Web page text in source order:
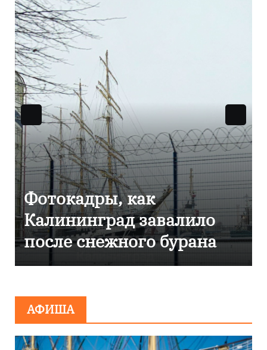
бурана
Фоторепортаж
Калининграде
эвакуировали
сообщения о
АФИША